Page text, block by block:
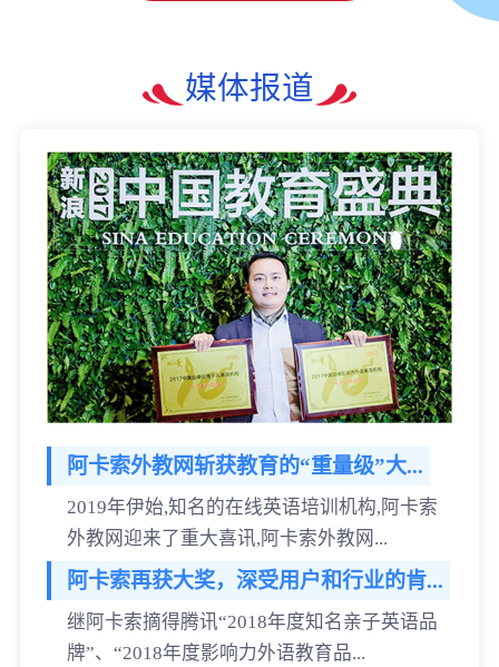
媒体报道
阿卡索外教网斩获教育的“重量级”大...
2019年伊始,知名的在线英语培训机构,阿卡索
外教网迎来了重大喜讯,阿卡索外教网...
阿卡索再获大奖，深受用户和行业的肯...
继阿卡索摘得腾讯“2018年度知名亲子英语品
牌”、“2018年度影响力外语教育品...